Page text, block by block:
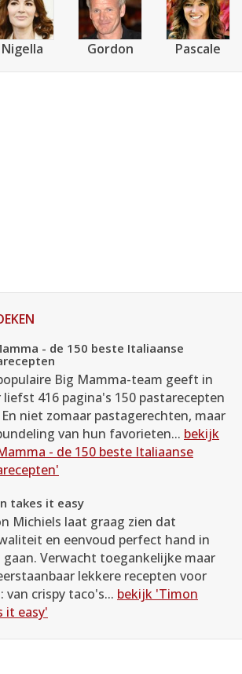
Nigella Gordon Pascale
- de 150 beste Italiaanse
Big Mamma-team geeft in
liefst 416 pagina's 150 pastarecepten
niet zomaar pastagerechten, maar
van hun favorieten... bekijk
- de 150 beste Italiaanse
takes it easy
Michiels laat graag zien dat
en eenvoud perfect hand in
gaan. Verwacht toegankelijke maar
lekkere recepten voor
van crispy taco's... bekijk 'Timon
it easy'